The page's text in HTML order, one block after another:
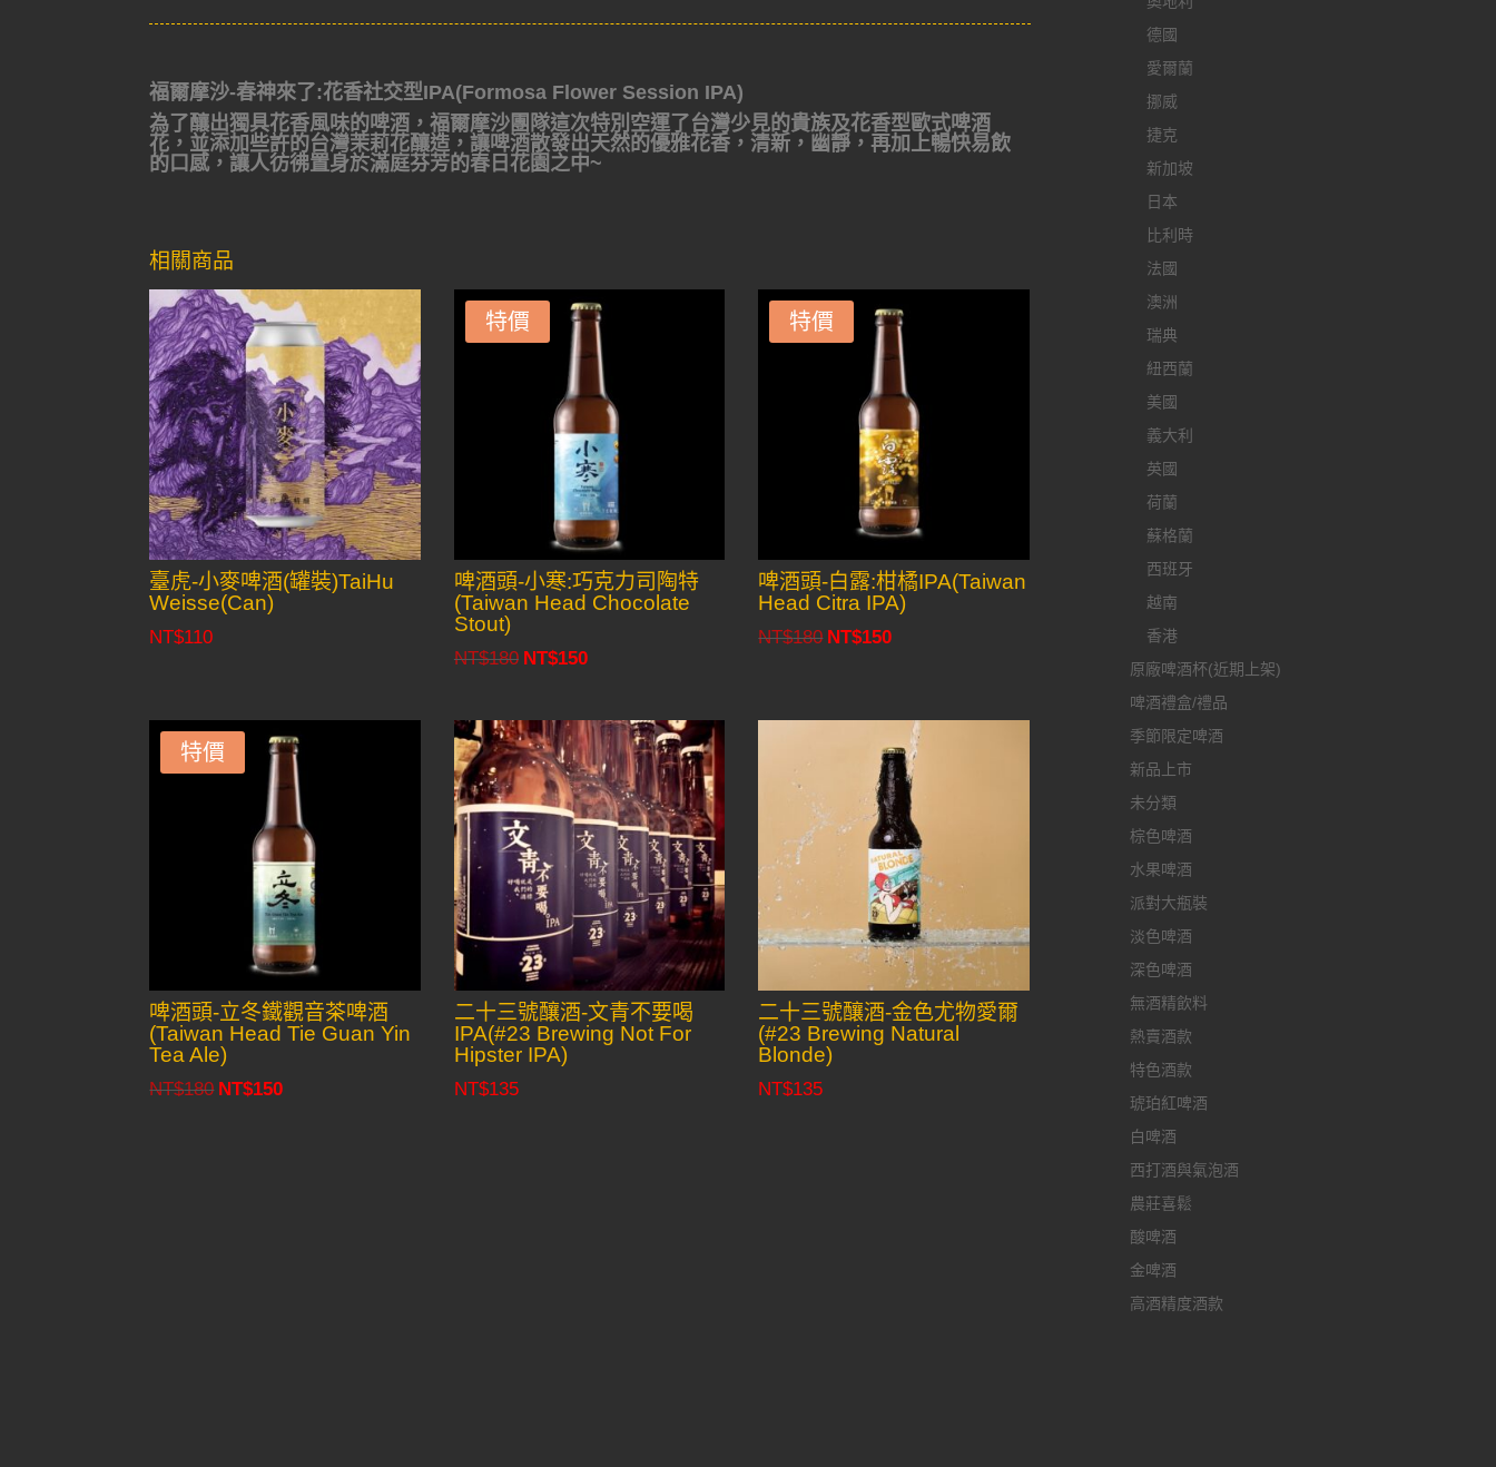
福爾摩沙-春神來了:花香社交型IPA(Formosa Flower Session IPA)
為了釀出獨具花香風味的啤酒，福爾摩沙團隊這次特別空運了台灣少見的貴族及花香型歐式啤酒
花， 並添加些許的台灣茉莉花釀造，讓啤酒散發出天然的優雅花香，清新，幽靜， 再加上暢快易飲
的口感，讓人彷彿置身於滿庭芬芳的春日花園之中~
相關商品
臺虎-小麥啤酒(罐裝)TaiHu
Weisse(Can)
NT$110
特價
啤酒頭-小寒:巧克力司陶特
(Taiwan Head Chocolate
Stout)
NT$180 Original
NT$180.
NT$150Current
NT$150.
特價
啤酒頭-白露:柑橘IPA(Taiwan
Head Citra IPA)
NT$180 Original
NT$180.
NT$150Current
NT$150.
特價
啤酒頭-立冬鐵觀音茶啤酒
(Taiwan Head Tie Guan Yin
Tea Ale)
NT$180 Original
NT$150Current
二十三號釀酒-文青不要喝
IPA(#23 Brewing Not For
Hipster IPA)
NT$135
二十三號釀酒-金色尤物愛爾
(#23 Brewing Natural
Blonde)
NT$135
德國
愛爾蘭
挪威
捷克
新加坡
日本
比利時
法國
澳洲
瑞典
紐西蘭
美國
義大利
英國
荷蘭
蘇格蘭
西班牙
越南
香港
原廠啤酒杯(近期上架)
啤酒禮盒/禮品
季節限定啤酒
新品上市
未分類
棕色啤酒
水果啤酒
派對大瓶裝
淡色啤酒
深色啤酒
無酒精飲料
熱賣酒款
特色酒款
琥珀紅啤酒
白啤酒
西打酒與氣泡酒
農莊喜鬆
酸啤酒
金啤酒
高酒精度酒款